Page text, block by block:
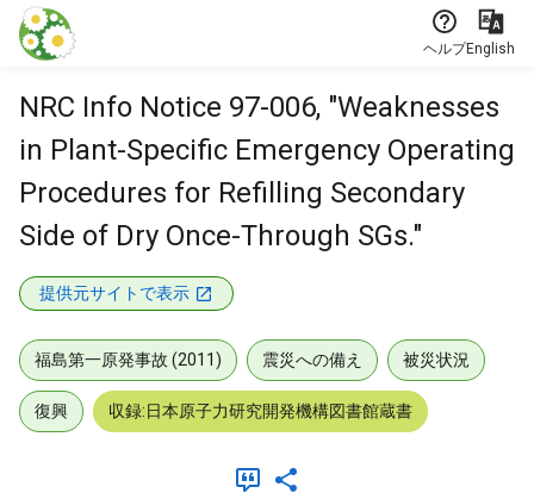
本文に飛ぶ
ヘルプEnglish
NRC Info Notice 97-006, "Weaknesses
in Plant-Specific Emergency Operating
Procedures for Refilling Secondary
Side of Dry Once-Through SGs."
提供元サイトで表示
福島第一原発事故 (2011) 震災への備え 被災状況
復興 収録:日本原子力研究開発機構図書館蔵書